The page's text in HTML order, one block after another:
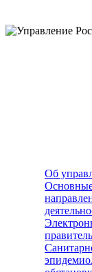
Об